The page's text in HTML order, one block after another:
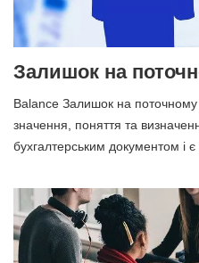
Залишок на
Balance Залишок на
значення, поняття та
бухгалтерським документом і